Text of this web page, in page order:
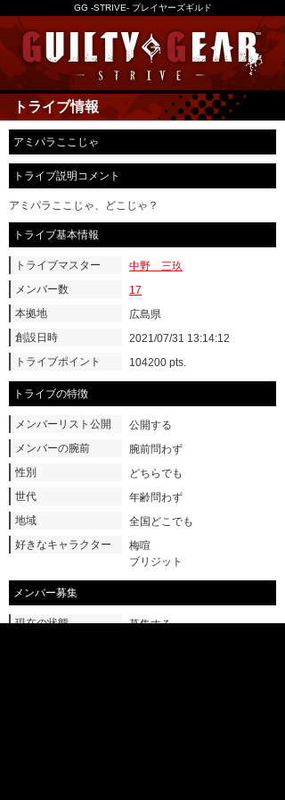
GG -STRIVE- プレイヤーズギルド
トライブ情報
アミパラここじゃ
トライブ説明コメント
アミパラここじゃ、どこじゃ？
トライブ基本情報
トライブマスター
中野 三玖
メンバー数
17
本拠地
広島県
創設日時
2021/07/31 13:14:12
トライブポイント
104200 pts.
トライブの特徴
メンバーリスト公開
公開する
メンバーの腕前
腕前問わず
性別
どちらでも
世代
年齢問わず
地域
全国どこでも
好きなキャラクター
梅喧
ブリジット
メンバー募集
現在の状態 募集する